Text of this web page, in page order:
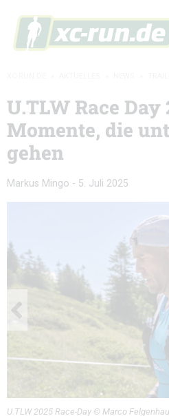
U.TLW Race Day
Momente, die
gehen
Markus Mingo - 5. Juli 2025
U.TLW 2025 Race-Day © Marco